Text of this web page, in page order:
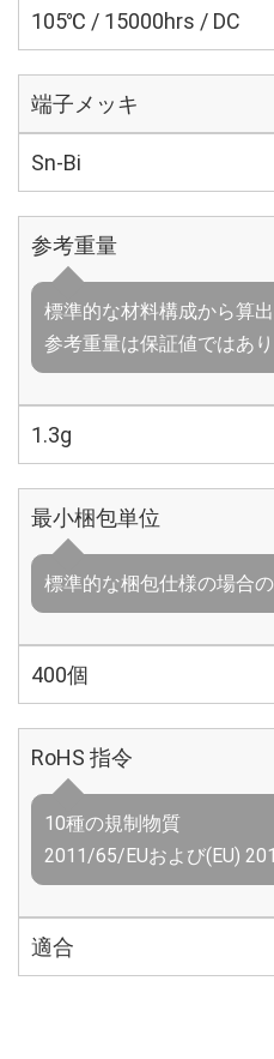
105℃ / 15000hrs / DC
端子メッキ
Sn-Bi
参考重量
標準的な材料構成から算
参考重量は保証値ではあ
1.3g
最小梱包単位
標準的な梱包仕様の場合
400個
RoHS 指令
10種の規制物質
2011/65/EUおよび(EU)
適合